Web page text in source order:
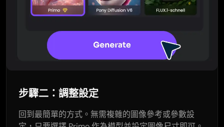
步驟二：調整設定
回到最簡單的方式。無需複雜的圖像參考或參數設